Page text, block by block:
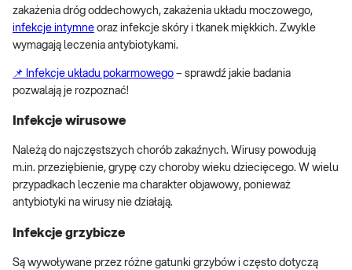
zakażenia dróg oddechowych, zakażenia układu moczowego,
infekcje intymne oraz infekcje skóry i tkanek miękkich. Zwykle
wymagają leczenia antybiotykami.
📌 Infekcje układu pokarmowego – sprawdź jakie badania
pozwalają je rozpoznać!
Infekcje wirusowe
Należą do najczęstszych chorób zakaźnych. Wirusy powodują
m.in. przeziębienie, grypę czy choroby wieku dziecięcego. W wielu
przypadkach leczenie ma charakter objawowy, ponieważ
antybiotyki na wirusy nie działają.
Infekcje grzybicze
Są wywoływane przez różne gatunki grzybów i często dotyczą